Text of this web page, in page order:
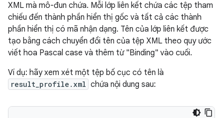
XML mà mô-đun chứa. Mỗi lớp liên kết chứa các tệp tham
chiếu đến thành phần hiển thị gốc và tất cả các thành
phần hiển thị có mã nhận dạng. Tên của lớp liên kết được
tạo bằng cách chuyển đổi tên của tệp XML theo quy ước
viết hoa Pascal case và thêm từ "Binding" vào cuối.
Ví dụ: hãy xem xét một tệp bố cục có tên là
result_profile.xml chứa nội dung sau: